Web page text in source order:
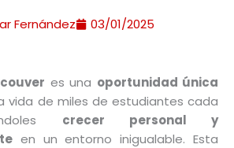
Fernández 03/01/2025
es una oportunidad única
vida de miles de estudiantes cada
crecer personal y
en un entorno inigualable. Esta